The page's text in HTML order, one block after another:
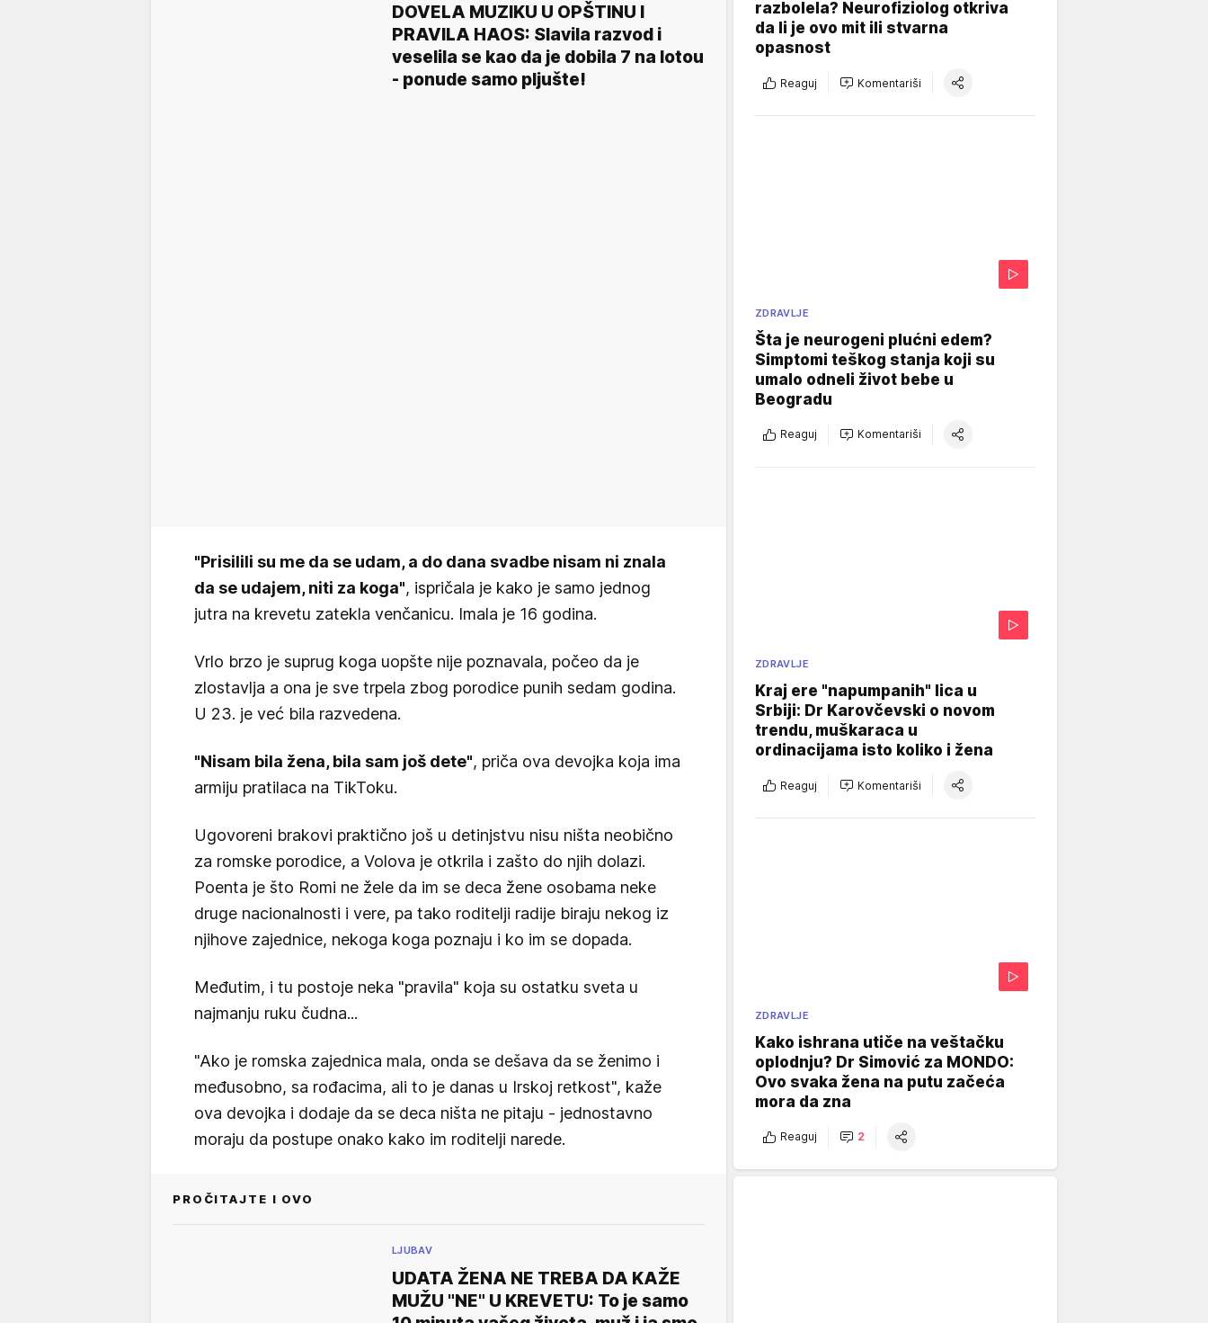
DOVELA MUZIKU U OPŠTINU I
PRAVILA HAOS: Slavila razvod i
veselila se kao da je dobila 7 na lotou
- ponude samo pljušte!
"Prisilili su me da se udam, a do dana svadbe nisam ni znala
da se udajem, niti za koga", ispričala je kako je samo jednog
jutra na krevetu zatekla venčanicu. Imala je 16 godina.
Vrlo brzo je suprug koga uopšte nije poznavala, počeo da je
zlostavlja a ona je sve trpela zbog porodice punih sedam godina.
U 23. je već bila razvedena.
"Nisam bila žena, bila sam još dete", priča ova devojka koja ima
armiju pratilaca na TikToku.
Ugovoreni brakovi praktično još u detinjstvu nisu ništa neobično
za romske porodice, a Volova je otkrila i zašto do njih dolazi.
Poenta je što Romi ne žele da im se deca žene osobama neke
druge nacionalnosti i vere, pa tako roditelji radije biraju nekog iz
njihove zajednice, nekoga koga poznaju i ko im se dopada.
Međutim, i tu postoje neka "pravila" koja su ostatku sveta u
najmanju ruku čudna...
"Ako je romska zajednica mala, onda se dešava da se ženimo i
međusobno, sa rođacima, ali to je danas u Irskoj retkost", kaže
ova devojka i dodaje da se deca ništa ne pitaju - jednostavno
moraju da postupe onako kako im roditelji narede.
PROČITAJTE I OVO
LJUBAV
UDATA ŽENA NE TREBA DA KAŽE
MUŽU "NE" U KREVETU: To je samo
razbolela? Neurofiziolog otkriva
da li je ovo mit ili stvarna
opasnost
Reaguj Komentariši
ZDRAVLJE
Šta je neurogeni plućni edem?
Simptomi teškog stanja koji su
umalo odneli život bebe u
Beogradu
Reaguj Komentariši
ZDRAVLJE
Kraj ere "napumpanih" lica u
Srbiji: Dr Karovčevski o novom
trendu, muškaraca u
ordinacijama isto koliko i žena
Reaguj Komentariši
ZDRAVLJE
Kako ishrana utiče na veštačku
oplodnju? Dr Simović za MONDO:
Ovo svaka žena na putu začeća
mora da zna
Reaguj 2